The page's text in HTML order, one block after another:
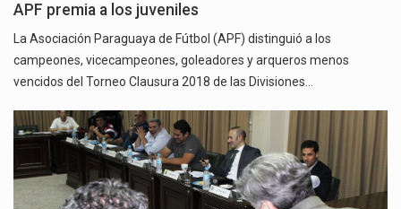
APF premia a los juveniles
La Asociación Paraguaya de Fútbol (APF) distinguió a los
campeones, vicecampeones, goleadores y arqueros menos
vencidos del Torneo Clausura 2018 de las Divisiones…